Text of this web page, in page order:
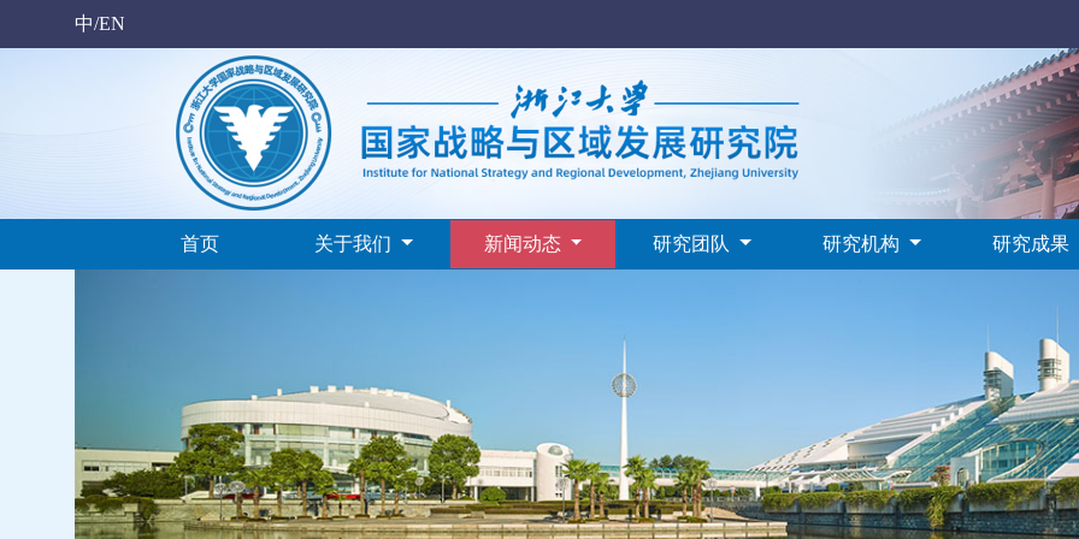
中/EN
首页 关于我们 新闻动态 研究团队 研究机构 研究成果